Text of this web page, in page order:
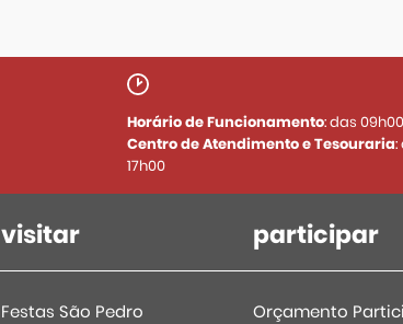
Horário de Funcionamento: das
Centro de Atendimento e Tesouraria:
17h00
visitar
Festas São Pedro
participar
Orçamento